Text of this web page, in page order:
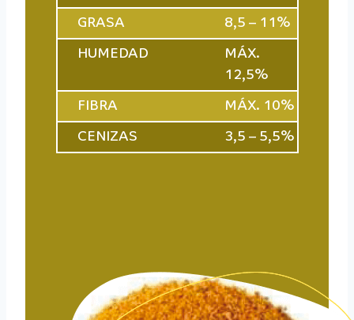
GRASA 8,5 – 11%
HUMEDAD
MÁX.
12,5%
FIBRA MÁX. 10%
CENIZAS 3,5 – 5,5%